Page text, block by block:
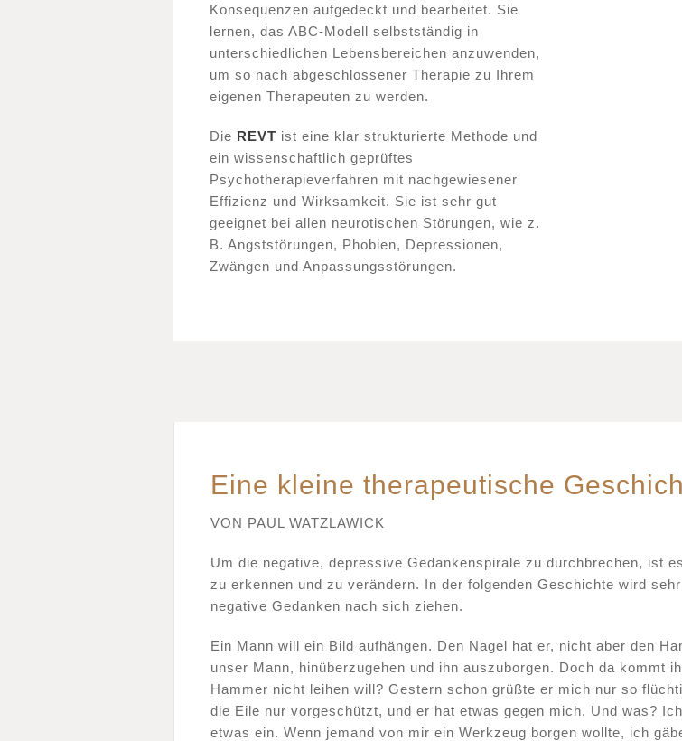
Konsequenzen aufgedeckt und bearbeitet. Sie
lernen, das ABC-Modell selbstständig in
unterschiedlichen Lebensbereichen anzuwenden,
um so nach abgeschlossener Therapie zu Ihrem
eigenen Therapeuten zu werden.
Die REVT ist eine klar strukturierte Methode und
ein wissenschaftlich geprüftes
Psychotherapieverfahren mit nachgewiesener
Effizienz und Wirksamkeit. Sie ist sehr gut
geeignet bei allen neurotischen Störungen, wie z.
B. Angststörungen, Phobien, Depressionen,
Zwängen und Anpassungsstörungen.
Eine kleine therapeutische
VON PAUL WATZLAWICK
Um die negative, depressive Gedankenspirale zu durchbrechen, ist
zu erkennen und zu verändern. In der folgenden Geschichte wird
negative Gedanken nach sich ziehen.
Ein Mann will ein Bild aufhängen. Den Nagel hat er, nicht aber den
unser Mann, hinüberzugehen und ihn auszuborgen. Doch da kommt
Hammer nicht leihen will? Gestern schon grüßte er mich nur so
die Eile nur vorgeschützt, und er hat etwas gegen mich. Und was?
etwas ein. Wenn jemand von mir ein Werkzeug borgen wollte, ich